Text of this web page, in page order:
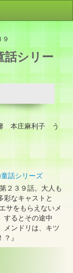
シリー
本庄麻利子 う
話シリーズ
２３９話。大人も
彩なキャストと
サをもらえないメ
するとその途中
メンドリは、キツ
』